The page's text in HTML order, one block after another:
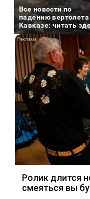
Все новости по
падению вертолета
Кавказе: читать
Ролик длится
смеяться вы